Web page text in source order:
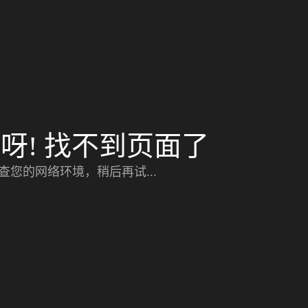
! 找不到页面了
您的网络环境，稍后再试...